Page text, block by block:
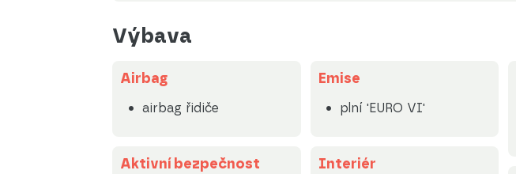
Výbava
Airbag
airbag řidiče
Aktivní bezpečnost
Emise
plní 'EURO VI'
Interiér